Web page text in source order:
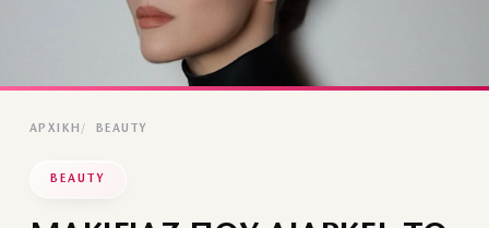
ΑΡΧΙΚΉ BEAUTY
BEAUTY